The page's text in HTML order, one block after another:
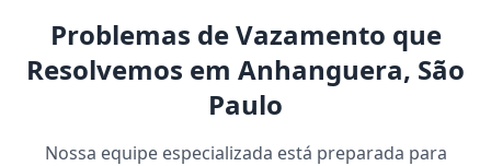
Problemas de Vazamento que
Resolvemos em Anhanguera, São
Paulo
Nossa equipe especializada está preparada para